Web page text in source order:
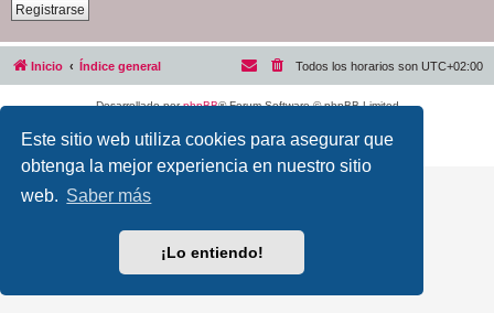
Este sitio web utiliza cookies para asegurar que
obtenga la mejor experiencia en nuestro sitio
web. Saber más
¡Lo entiendo!
Registrarse
Inicio Índice general Todos los horarios son UTC+02:00
Desarrollado porphpBB® Forum Software © phpBB Limited
Privacidad| Condiciones